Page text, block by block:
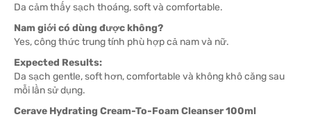
Da cảm thấy sạch thoáng, soft và comfortable.
Nam giới có dùng được không?
Yes, công thức trung tính phù hợp cả nam và nữ.
Expected Results:
Da sạch gentle, soft hơn, comfortable và không khô căng sau
mỗi lần sử dụng.
Cerave Hydrating Cream-To-Foam Cleanser 100ml